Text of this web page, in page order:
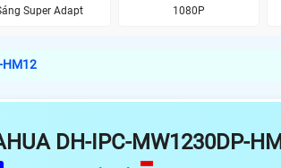
Super Adapt
1080P
HM12
DH-IPC-MW1230DP-